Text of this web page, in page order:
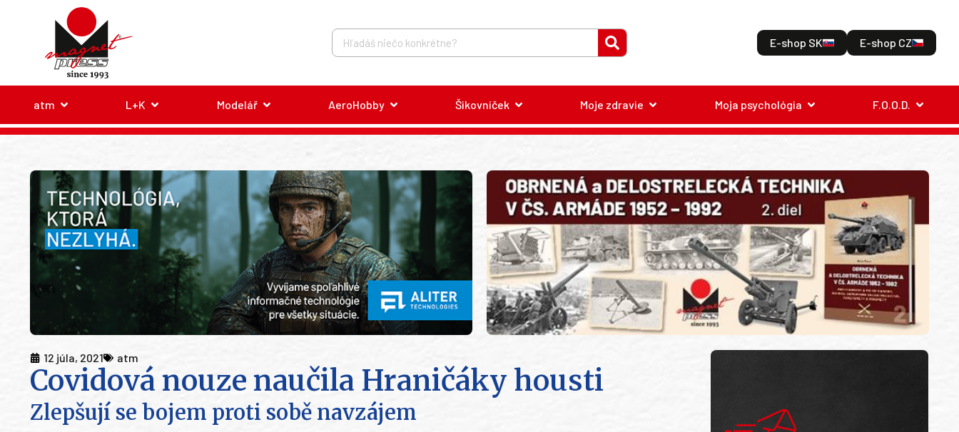
E-shop SK E-shop CZ
atm L+K Modelář AeroHobby Šikovníček Moje zdravie Moja psychológia F.O.O.D.
12 júla, 2021 atm
Covidová nouze naučila Hraničáky housti
Zlepšují se bojem proti sobě navzájem